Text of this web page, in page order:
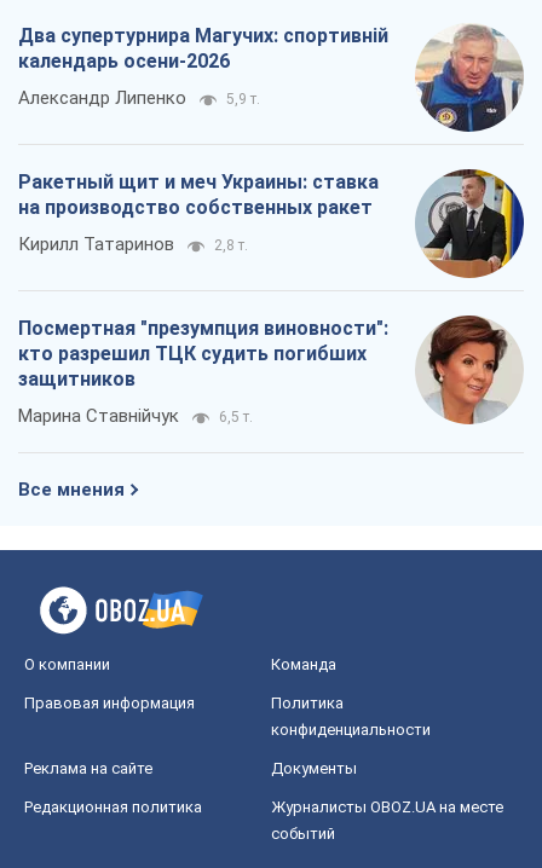
Два супертурнира Магучих: спортивній
календарь осени-2026
Александр Липенко 5,9 т.
Ракетный щит и меч Украины: ставка
на производство собственных ракет
Кирилл Татаринов 2,8 т.
Посмертная "презумпция виновности":
кто разрешил ТЦК судить погибших
защитников
Марина Ставнійчук 6,5 т.
Все мнения
О компании Команда
Правовая информация
Политика
конфиденциальности
Реклама на сайте Документы
Редакционная политика
Журналисты OBOZ.UA на месте
событий